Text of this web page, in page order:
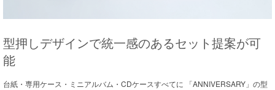
型押しデザインで統一感のあるセット提案が可
能
台紙・専用ケース・ミニアルバム・CDケースすべてに 「ANNIVERSARY」の型